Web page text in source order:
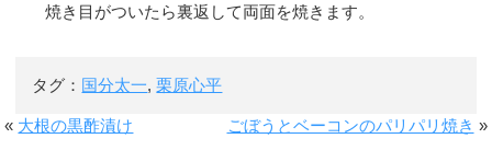
焼き目がついたら裏返して両面を焼きます。
タグ： 国分太一,栗原心平
« 大根の黒酢漬け ごぼうとベーコンのパリパリ焼き »